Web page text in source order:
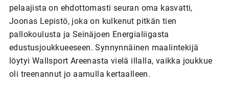
pelaajista on ehdottomasti seuran oma kasvatti,
Joonas Lepistö, joka on kulkenut pitkän tien
pallokoulusta ja Seinäjoen Energialiigasta
edustusjoukkueeseen. Synnynnäinen maalintekijä
löytyi Wallsport Areenasta vielä illalla, vaikka joukkue
oli treenannut jo aamulla kertaalleen.